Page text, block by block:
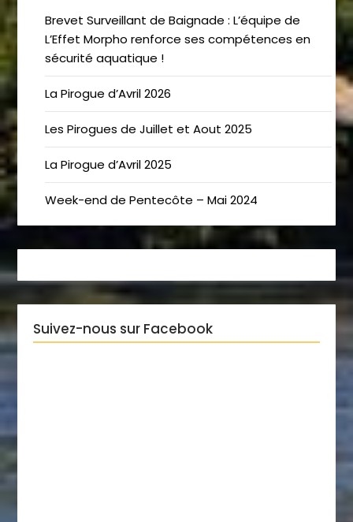
Brevet Surveillant de Baignade : L’équipe de
L’Effet Morpho renforce ses compétences en
sécurité aquatique !
La Pirogue d’Avril 2026
Les Pirogues de Juillet et Aout 2025
La Pirogue d’Avril 2025
Week-end de Pentecôte – Mai 2024
Suivez-nous sur Facebook